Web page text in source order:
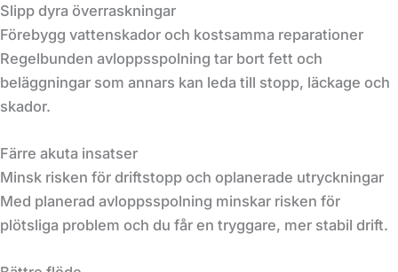
Slipp dyra överraskningar
Förebygg vattenskador och kostsamma reparationer
Regelbunden avloppsspolning tar bort fett och
beläggningar som annars kan leda till stopp, läckage och
skador.
Färre akuta insatser
Minsk risken för driftstopp och oplanerade utryckningar
Med planerad avloppsspolning minskar risken för
plötsliga problem och du får en tryggare, mer stabil drift.